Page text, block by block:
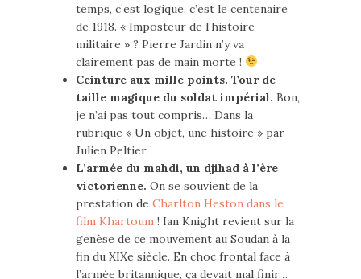
temps, c’est logique, c’est le centenaire
de 1918. « Imposteur de l’histoire
militaire » ? Pierre Jardin n’y va
clairement pas de main morte !
Ceinture aux mille points. Tour de
taille magique du soldat impérial. Bon,
je n’ai pas tout compris… Dans la
rubrique « Un objet, une histoire » par
Julien Peltier.
L’armée du mahdi, un djihad à l’ère
victorienne. On se souvient de la
prestation de Charlton Heston dans le
film Khartoum ! Ian Knight revient sur la
genèse de ce mouvement au Soudan à la
fin du XIXe siècle. En choc frontal face à
l’armée britannique, ça devait mal finir…